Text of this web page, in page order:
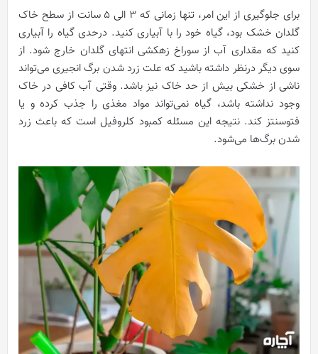
برای جلوگیری از این امر، تنها زمانی که ۳ الی ۵ سانت از سطح خاک
گلدان خشک بود، گیاه خود را با آبیاری کنید. درحدی گیاه را آبیاری
کنید که مقداری آب از سوراخ زهکشی انتهای گلدان خارج شود. از
سوی دیگر درنظر داشته باشید که علت زرد شدن برگ انجیری می‌تواند
ناشی از خشکی بیش از حد خاک نیز باشد. وقتی آب کافی در خاک
وجود نداشته باشد، گیاه نمی‌تواند مواد مغذی را جذب کرده و یا
فتوسنتز کند. نتیجه این مسئله کمبود کلروفیل است که باعث زرد
شدن برگ‌ها می‌شود.